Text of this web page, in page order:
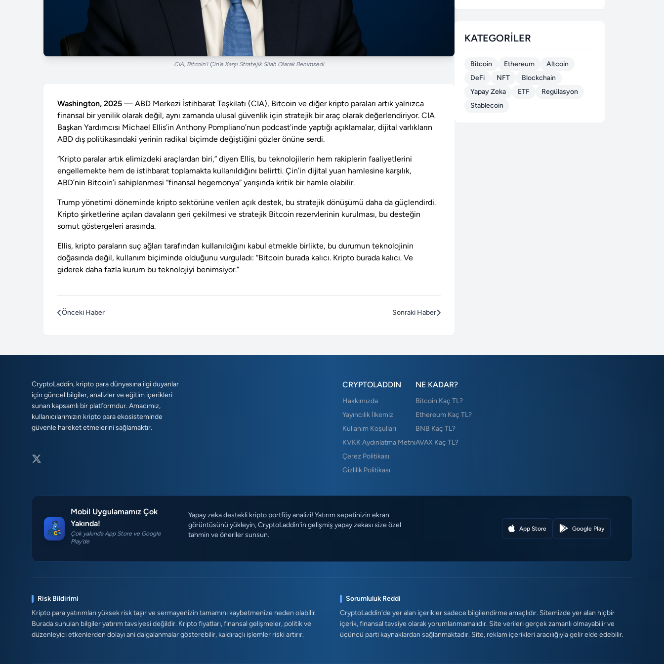
CIA, Bitcoin’i Çin’e Karşı Stratejik Silah Olarak Benimsedi
Washington, 2025 — ABD Merkezi İstihbarat Teşkilatı (CIA), Bitcoin ve diğer kripto paraları artık yalnızca
finansal bir yenilik olarak değil, aynı zamanda ulusal güvenlik için stratejik bir araç olarak değerlendiriyor. CIA
Başkan Yardımcısı Michael Ellis’in Anthony Pompliano’nun podcast'inde yaptığı açıklamalar, dijital varlıkların
ABD dış politikasındaki yerinin radikal biçimde değiştiğini gözler önüne serdi.
“Kripto paralar artık elimizdeki araçlardan biri,” diyen Ellis, bu teknolojilerin hem rakiplerin faaliyetlerini
engellemekte hem de istihbarat toplamakta kullanıldığını belirtti. Çin’in dijital yuan hamlesine karşılık,
ABD’nin Bitcoin’i sahiplenmesi “finansal hegemonya” yarışında kritik bir hamle olabilir.
Trump yönetimi döneminde kripto sektörüne verilen açık destek, bu stratejik dönüşümü daha da güçlendirdi.
Kripto şirketlerine açılan davaların geri çekilmesi ve stratejik Bitcoin rezervlerinin kurulması, bu desteğin
somut göstergeleri arasında.
Ellis, kripto paraların suç ağları tarafından kullanıldığını kabul etmekle birlikte, bu durumun teknolojinin
doğasında değil, kullanım biçiminde olduğunu vurguladı: “Bitcoin burada kalıcı. Kripto burada kalıcı. Ve
giderek daha fazla kurum bu teknolojiyi benimsiyor.”
Önceki Haber Sonraki Haber
KATEGORILER
Bitcoin Ethereum
Altcoin
DeFi
NFT
Blockchain
Yapay Zeka
ETF
Regülasyon
Stablecoin
CryptoLaddin, kripto para dünyasına ilgi duyanlar
için güncel bilgiler, analizler ve eğitim içerikleri
sunan kapsamlı bir platformdur. Amacımız,
kullanıcılarımızın kripto para ekosisteminde
güvenle hareket etmelerini sağlamaktır.
CRYPTOLADDIN
Hakkımızda
Yayıncılık İlkemiz
Kullanım Koşulları
KVKK Aydınlatma Metni
Çerez Politikası
Gizlilik Politikası
NE KADAR?
Bitcoin Kaç TL?
Ethereum Kaç TL?
BNB Kaç TL?
AVAX Kaç TL?
Mobil Uygulamamız Çok
Yakında!
Çok yakında App Store ve Google
Play'de
Yapay zeka destekli kripto portföy analizi! Yatırım sepetinizin ekran
görüntüsünü yükleyin, CryptoLaddin'in gelişmiş yapay zekası size özel
tahmin ve öneriler sunsun.
App Store Google Play
Risk Bildirimi
Kripto para yatırımları yüksek risk taşır ve sermayenizin tamamını kaybetmenize neden olabilir.
Burada sunulan bilgiler yatırım tavsiyesi değildir. Kripto fiyatları, finansal gelişmeler, politik ve
düzenleyici etkenlerden dolayı ani dalgalanmalar gösterebilir, kaldıraçlı işlemler riski artırır.
Sorumluluk Reddi
CryptoLaddin'de yer alan içerikler sadece bilgilendirme amaçlıdır. Sitemizde yer alan hiçbir
içerik, finansal tavsiye olarak yorumlanmamalıdır. Site verileri gerçek zamanlı olmayabilir ve
üçüncü parti kaynaklardan sağlanmaktadır. Site, reklam içerikleri aracılığıyla gelir elde edebilir.